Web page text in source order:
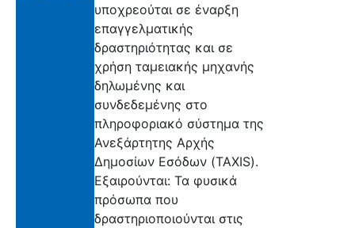
υποχρεούται σε έναρξη
επαγγελματικής
δραστηριότητας και σε
χρήση ταμειακής μηχανής
δηλωμένης και
συνδεδεμένης στο
πληροφοριακό σύστημα της
Ανεξάρτητης Αρχής
Δημοσίων Εσόδων (TAXIS).
Εξαιρούνται: Τα φυσικά
πρόσωπα που
δραστηριοποιούνται στις